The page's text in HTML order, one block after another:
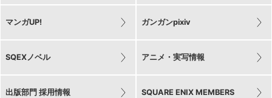
マンガUP! ガンガンpixiv
SQEXノベル アニメ・実写情報
出版部門 採用情報 SQUARE ENIX MEMBERS